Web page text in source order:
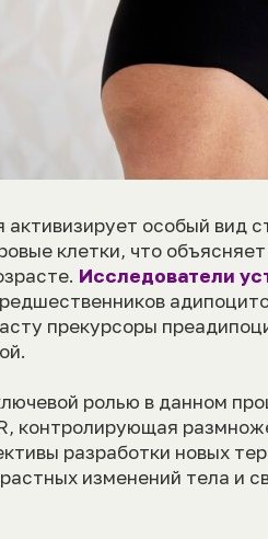
особый вид
клетки, что
Исследователи
прекурсоры
ролью в данном
контролирующая
разработки новых
изменений тела и